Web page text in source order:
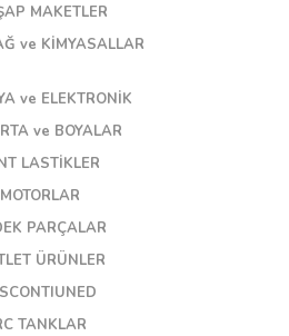
MAKETLER
ve KİMYASALLAR
ve ELEKTRONİK
ve BOYALAR
LASTİKLER
MOTORLAR
PARÇALAR
ÜRÜNLER
TANKLAR